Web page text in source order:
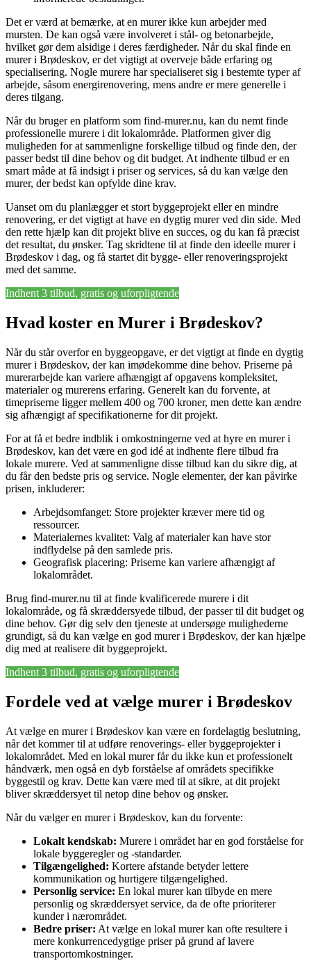
Det er værd at bemærke, at en murer ikke kun arbejder med
mursten. De kan også være involveret i stål- og betonarbejde,
hvilket gør dem alsidige i deres færdigheder. Når du skal finde en
murer i Brødeskov, er det vigtigt at overveje både erfaring og
specialisering. Nogle murere har specialiseret sig i bestemte typer af
arbejde, såsom energirenovering, mens andre er mere generelle i
deres tilgang.
Når du bruger en platform som find-murer.nu, kan du nemt finde
professionelle murere i dit lokalområde. Platformen giver dig
muligheden for at sammenligne forskellige tilbud og finde den, der
passer bedst til dine behov og dit budget. At indhente tilbud er en
smart måde at få indsigt i priser og services, så du kan vælge den
murer, der bedst kan opfylde dine krav.
Uanset om du planlægger et stort byggeprojekt eller en mindre
renovering, er det vigtigt at have en dygtig murer ved din side. Med
den rette hjælp kan dit projekt blive en succes, og du kan få præcist
det resultat, du ønsker. Tag skridtene til at finde den ideelle murer i
Brødeskov i dag, og få startet dit bygge- eller renoveringsprojekt
med det samme.
Indhent 3 tilbud, gratis og uforpligtende
Hvad koster en Murer i Brødeskov?
Når du står overfor en byggeopgave, er det vigtigt at finde en dygtig
murer i Brødeskov, der kan imødekomme dine behov. Priserne på
murerarbejde kan variere afhængigt af opgavens kompleksitet,
materialer og murerens erfaring. Generelt kan du forvente, at
timepriserne ligger mellem 400 og 700 kroner, men dette kan ændre
sig afhængigt af specifikationerne for dit projekt.
For at få et bedre indblik i omkostningerne ved at hyre en murer i
Brødeskov, kan det være en god idé at indhente flere tilbud fra
lokale murere. Ved at sammenligne disse tilbud kan du sikre dig, at
du får den bedste pris og service. Nogle elementer, der kan påvirke
prisen, inkluderer:
Arbejdsomfanget: Store projekter kræver mere tid og
ressourcer.
Materialernes kvalitet: Valg af materialer kan have stor
indflydelse på den samlede pris.
Geografisk placering: Priserne kan variere afhængigt af
lokalområdet.
Brug find-murer.nu til at finde kvalificerede murere i dit
lokalområde, og få skræddersyede tilbud, der passer til dit budget og
dine behov. Gør dig selv den tjeneste at undersøge mulighederne
grundigt, så du kan vælge en god murer i Brødeskov, der kan hjælpe
dig med at realisere dit byggeprojekt.
Indhent 3 tilbud, gratis og uforpligtende
Fordele ved at vælge murer i Brødeskov
At vælge en murer i Brødeskov kan være en fordelagtig beslutning,
når det kommer til at udføre renoverings- eller byggeprojekter i
lokalområdet. Med en lokal murer får du ikke kun et professionelt
håndværk, men også en dyb forståelse af områdets specifikke
byggestil og krav. Dette kan være med til at sikre, at dit projekt
bliver skræddersyet til netop dine behov og ønsker.
Når du vælger en murer i Brødeskov, kan du forvente:
Lokalt kendskab: Murere i området har en god forståelse for
lokale byggeregler og -standarder.
Tilgængelighed: Kortere afstande betyder lettere
kommunikation og hurtigere tilgængelighed.
Personlig service: En lokal murer kan tilbyde en mere
personlig og skræddersyet service, da de ofte prioriterer
kunder i nærområdet.
Bedre priser: At vælge en lokal murer kan ofte resultere i
mere konkurrencedygtige priser på grund af lavere
transportomkostninger.